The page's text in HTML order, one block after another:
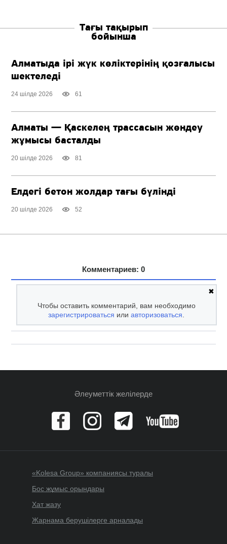
Тағы тақырып
бойынша
Алматыда ірі жүк көліктерінің қозғалысы
шектеледі
24 шілде 2026 61
Алматы — Қаскелең трассасын жөндеу
жұмысы басталды
20 шілде 2026 81
Елдегі бетон жолдар тағы бүлінді
20 шілде 2026 52
Комментариев: 0
✖
Чтобы оставить комментарий, вам необходимо
зарегистрироваться илиавторизоваться.
Әлеуметтік желілерде
«Kolesa Group» компаниясы туралы
Бос жұмыс орындары
Хат жазу
Жарнама берушілерге арналады